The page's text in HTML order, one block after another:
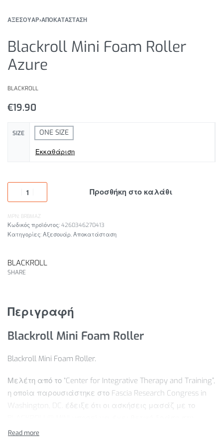
ΑΞΕΣΟΥΑΡ›ΑΠΟΚΑΤΑΣΤΑΣΗ
Blackroll Mini Foam Roller
Azure
BLACKROLL
€19.90
SIZE ONE SIZE
Εκκαθάριση
Προσθήκη στο καλάθι
MPN: BRBMAZ
4260346270413
Κατηγορίες: Αξεσουάρ, Αποκατάσταση
BLACKROLL
SHARE
Περιγραφή
Blackroll Mini Foam Roller
Blackroll Mini Foam Roller.
Μελέτη από το “Center for Integrative Therapy and Training”,
η οποία παρουσιάστηκε στο Fascia Research Congress in
Washington, DC. έδειξε ότι οι ασκήσεις μασάζ με το
φυσική και ψυχική κατάσταση του ασκούμενου. Τα